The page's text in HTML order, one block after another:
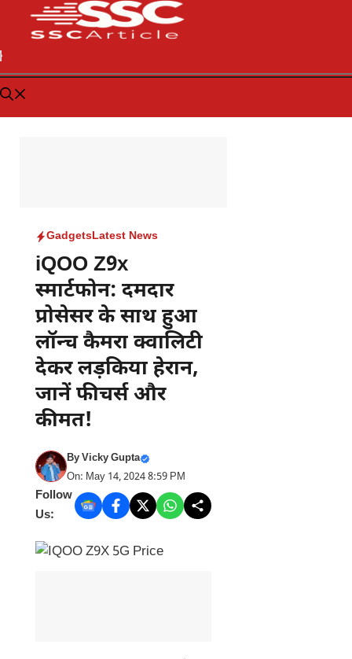
GadgetsLatest News
iQOO Z9x
स्मार्टफोन: दमदार
प्रोसेसर के साथ हुआ
लॉन्च कैमरा क्वालिटी
देकर लड़किया हेरान,
जानें फीचर्स और
कीमत!
ByVicky Gupta
On: May 14, 2024 8:59 PM
Follow
Us: